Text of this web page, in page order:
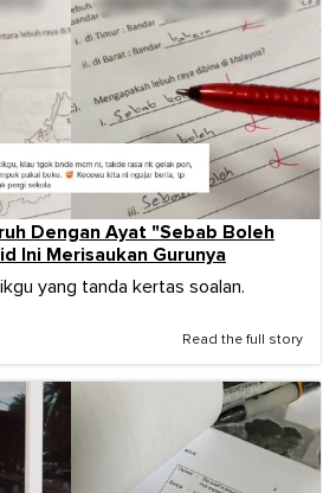
Dengan Ayat "Sebab Boleh
Ini Merisaukan Gurunya
yang tanda kertas soalan.
Read the full story